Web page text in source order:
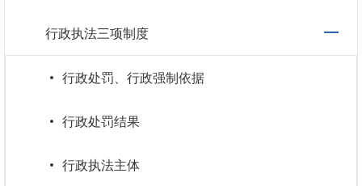
行政执法三项制度
行政处罚、行政强制依据
行政处罚结果
行政执法主体